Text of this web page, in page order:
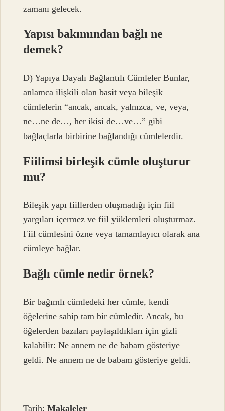
zamanı gelecek.
Yapısı bakımından bağlı ne
demek?
D) Yapıya Dayalı Bağlantılı Cümleler Bunlar,
anlamca ilişkili olan basit veya bileşik
cümlelerin “ancak, ancak, yalnızca, ve, veya,
ne…ne de…, her ikisi de…ve…” gibi
bağlaçlarla birbirine bağlandığı cümlelerdir.
Fiilimsi birleşik cümle oluşturur
mu?
Bileşik yapı fiillerden oluşmadığı için fiil
yargıları içermez ve fiil yüklemleri oluşturmaz.
Fiil cümlesini özne veya tamamlayıcı olarak ana
cümleye bağlar.
Bağlı cümle nedir örnek?
Bir bağımlı cümledeki her cümle, kendi
öğelerine sahip tam bir cümledir. Ancak, bu
öğelerden bazıları paylaşıldıkları için gizli
kalabilir: Ne annem ne de babam gösteriye
geldi. Ne annem ne de babam gösteriye geldi.
Tarih:Makaleler